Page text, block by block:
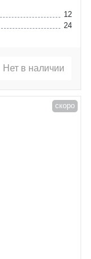
12
24
Нет в наличии
скоро